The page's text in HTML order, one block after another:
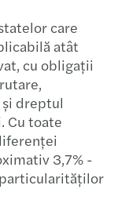
care
atât
cu obligații
dreptul
Cu toate
3,7% -